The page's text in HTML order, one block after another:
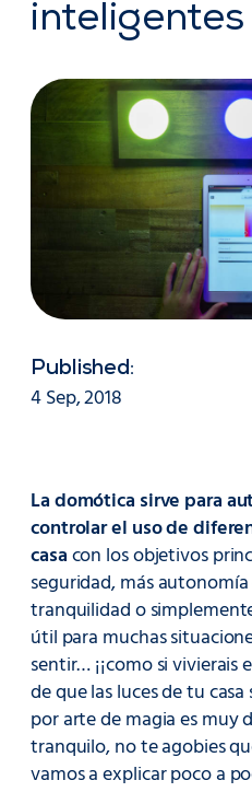
inteligentes
Published:
4 Sep, 2018
La domótica sirve para
controlar el uso de
casacon los objetivos
seguridad, más
tranquilidad o
útil para muchas
sentir… ¡¡como si
de que las luces de tu
por arte de magia es muy
tranquilo, no te agobies
vamos a explicar poco a